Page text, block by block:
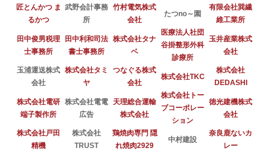
匠とんかつ ま
るかつ
武野会計事務
所
竹村電気株式
会社
たつno～園
有限会社巽繊
維工業所
田中俊男税理
士事務所
田中利和司法
書士事務所
株式会社タナ
ベ
医療法人社団
谷掛整形外科
診療所
玉井産業株式
会社
玉浦運送株式
会社
株式会社タミ
ヤ
つなぐる株式
会社
株式会社TKC
株式会社
DEDASHI
株式会社電研
端子製作所
株式会社電電
広告
天理総合運輸
株式会社
株式会社トー
ブコーポレー
ション
徳光建機株式
会社
株式会社戸田
精機
株式会社
TRUST
鶏焼肉専門 隠
れ焼肉2929
中村建設
奈良鹿ないカ
レー